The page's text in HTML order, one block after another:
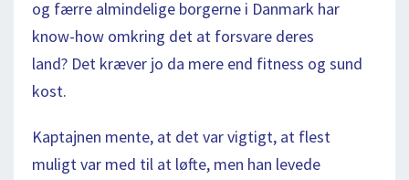
og færre almindelige borgerne i Danmark har
know-how omkring det at forsvare deres
land? Det kræver jo da mere end fitness og sund
kost.
Kaptajnen mente, at det var vigtigt, at flest
muligt var med til at løfte, men han levede